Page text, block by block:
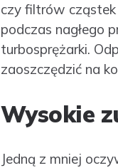
czy filtrów
podczas nagłego
turbosprężarki.
zaoszczędzić na
Wysokie
Jedną z mniej